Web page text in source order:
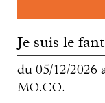
Je suis le
du 05/12/2026
MO.CO.